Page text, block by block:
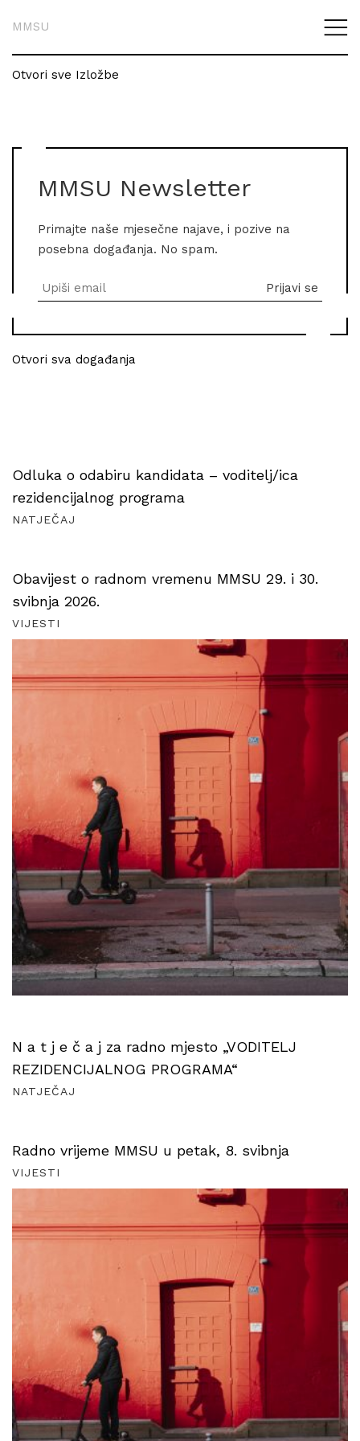
MMSU
Otvori sve Izložbe
MMSU Newsletter
Primajte naše mjesečne najave, i pozive na
posebna događanja. No spam.
Otvori sva događanja
Odluka o odabiru kandidata – voditelj/ica
rezidencijalnog programa
NATJEČAJ
Obavijest o radnom vremenu MMSU 29. i 30.
svibnja 2026.
VIJESTI
N a t j e č a j za radno mjesto „VODITELJ
REZIDENCIJALNOG PROGRAMA“
NATJEČAJ
Radno vrijeme MMSU u petak, 8. svibnja
VIJESTI